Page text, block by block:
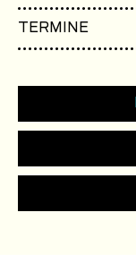
TERMINE